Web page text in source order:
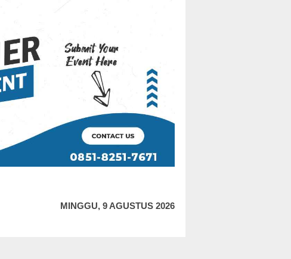
MINGGU, 9 AGUSTUS 2026